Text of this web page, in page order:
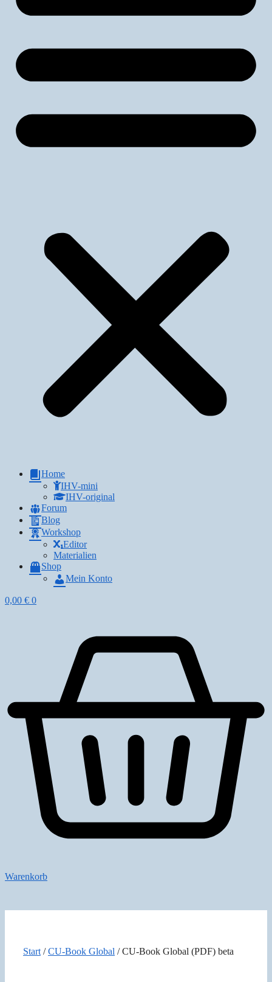
Home
IHV-mini
IHV-original
Forum
Blog
Workshop
Editor
Materialien
Shop
Mein Konto
0,00 € 0
Warenkorb
Start /CU-Book Global / CU-Book Global (PDF) beta